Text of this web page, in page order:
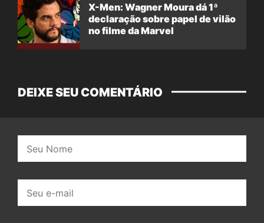
X-Men: Wagner Moura dá 1ª
declaração sobre papel de vilão
no filme da Marvel
DEIXE SEU COMENTÁRIO
mail: